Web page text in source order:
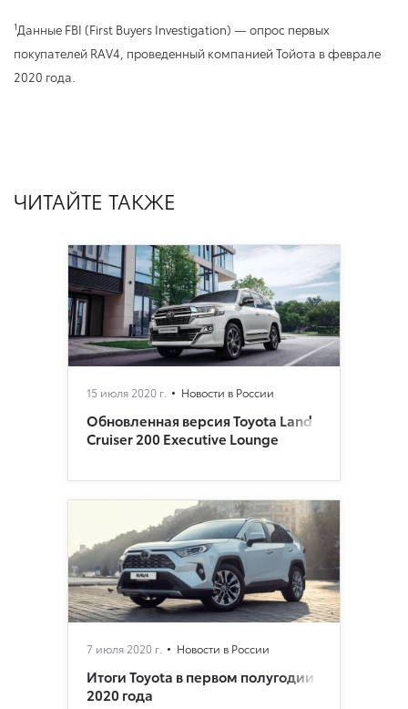
1Данные FBI (First Buyers Investigation) — опрос первых
покупателей RAV4, проведенный компанией Тойота в феврале
2020 года.
ЧИТАЙТЕ ТАКЖЕ
15 июля 2020 г. Новости в России
Обновленная версия Toyota Land
Cruiser 200 Executive Lounge
7 июля 2020 г. Новости в России
Итоги Toyota в первом полугодии
2020 года